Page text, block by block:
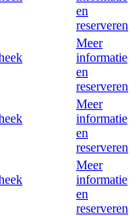
en
reserveren
Meer
informatie
en
reserveren
Meer
informatie
en
reserveren
Meer
informatie
en
reserveren